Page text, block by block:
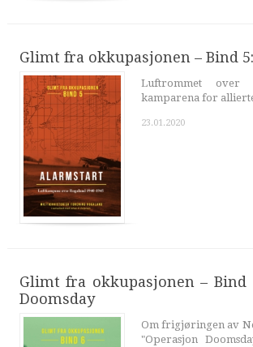
Glimt fra okkupasjonen – Bind
Luftrommet over
kamparena for
23.01.2020
Glimt fra okkupasjonen – Bind
Doomsday
Om frigjøringen av
"Operasjon